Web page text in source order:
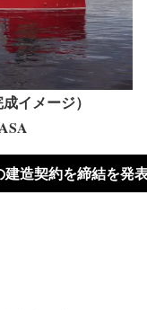
イメージ）
建造契約を締結を発